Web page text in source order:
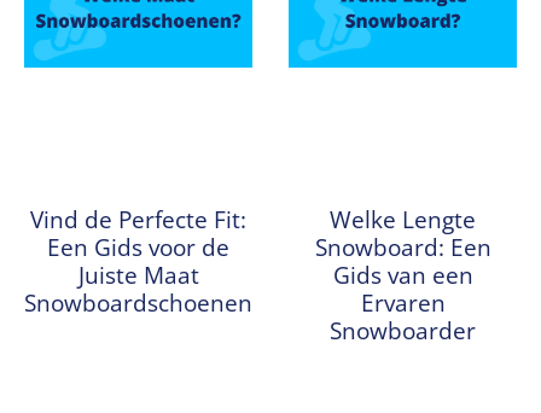
Vind de Perfecte Fit:
Een Gids voor de
Juiste Maat
Snowboardschoenen
Welke Lengte
Snowboard: Een
Gids van een
Ervaren
Snowboarder